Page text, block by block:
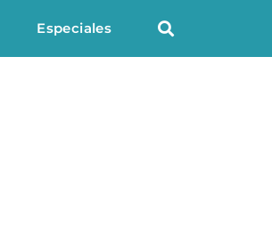
Especiales